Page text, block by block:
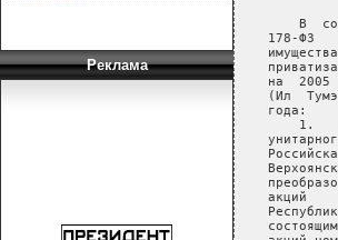
Реклама